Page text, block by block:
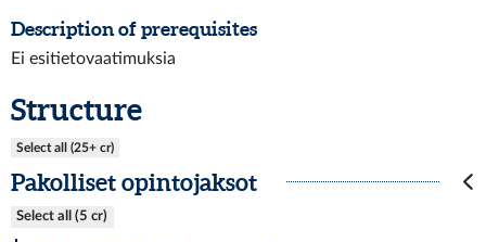
Description of prerequisites
Ei esitietovaatimuksia
Structure
Select all (25+ cr)
Pakolliset opintojaksot
Select all (5 cr)